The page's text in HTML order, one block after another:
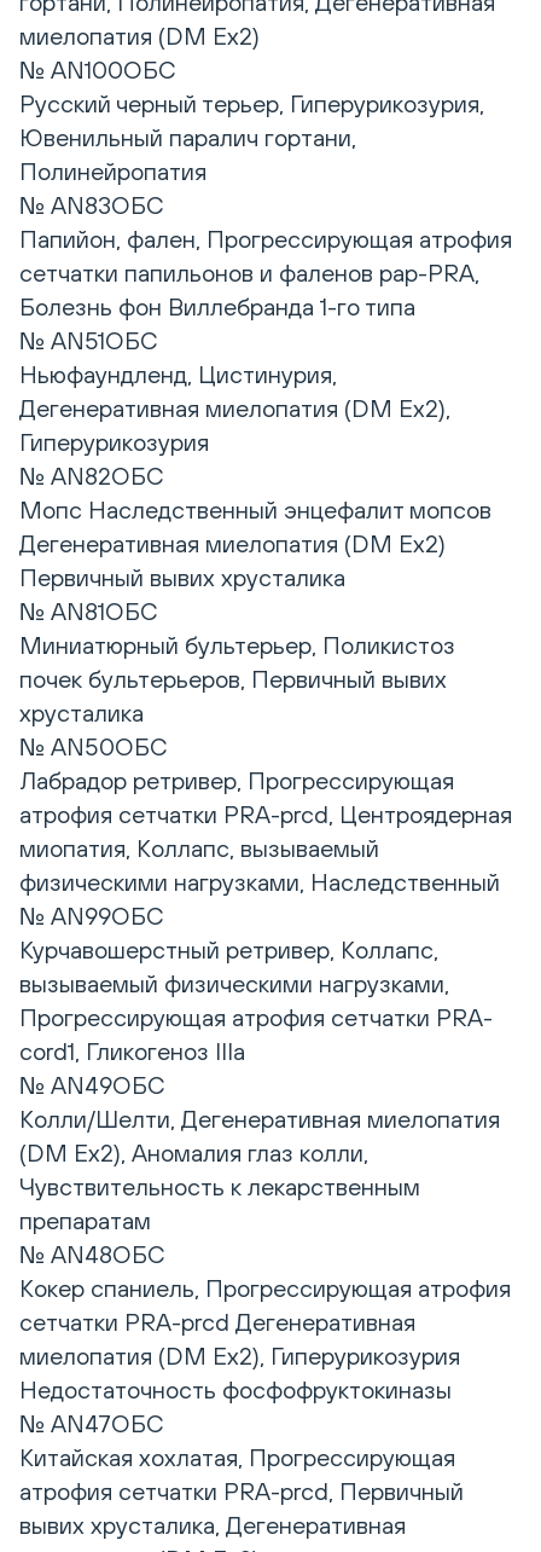
миелопатия (DM Ex2)
№ AN100ОБС
Русский черный терьер, Гиперурикозурия,
Ювенильный паралич гортани,
Полинейропатия
№ AN83ОБС
Папийон, фален, Прогрессирующая атрофия
сетчатки папильонов и фаленов pap-PRA,
Болезнь фон Виллебранда 1-го типа
№ AN51ОБС
Ньюфаундленд, Цистинурия,
Дегенеративная миелопатия (DM Ex2),
Гиперурикозурия
№ AN82ОБС
Мопс Наследственный энцефалит мопсов
Дегенеративная миелопатия (DM Ex2)
Первичный вывих хрусталика
№ AN81ОБС
Миниатюрный бультерьер, Поликистоз
почек бультерьеров, Первичный вывих
хрусталика
№ AN50ОБС
Лабрадор ретривер, Прогрессирующая
атрофия сетчатки PRA-prcd, Центроядерная
миопатия, Коллапс, вызываемый
физическими нагрузками, Наследственный
№ AN99ОБС
Курчавошерстный ретривер, Коллапс,
вызываемый физическими нагрузками,
Прогрессирующая атрофия сетчатки PRA-
cord1, Гликогеноз IIIa
№ AN49ОБС
Колли/Шелти, Дегенеративная миелопатия
(DM Ex2), Аномалия глаз колли,
Чувствительность к лекарственным
препаратам
№ AN48ОБС
Кокер спаниель, Прогрессирующая атрофия
сетчатки PRA-prcd Дегенеративная
миелопатия (DM Ex2), Гиперурикозурия
Недостаточность фосфофруктокиназы
№ AN47ОБС
Китайская хохлатая, Прогрессирующая
атрофия сетчатки PRA-prcd, Первичный
вывих хрусталика, Дегенеративная